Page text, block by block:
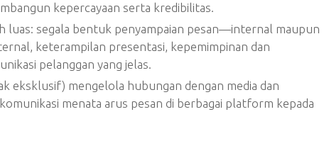
kepercayaan serta kredibilitas.
luas: segala bentuk penyampaian pesan—internal maupun
keterampilan presentasi, kepemimpinan dan
pelanggan yang jelas.
eksklusif) mengelola hubungan dengan media dan
menata arus pesan di berbagai platform kepada